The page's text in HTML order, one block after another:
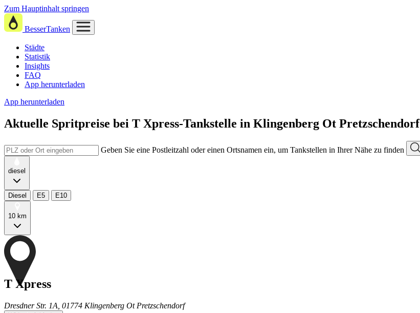
Zum Hauptinhalt springen
BesserTanken
Städte
Statistik
Insights
FAQ
App herunterladen
App herunterladen
Aktuelle Spritpreise bei T Xpress-Tankstelle in Klingenberg Ot Pretzschendorf
Geben Sie eine Postleitzahl oder einen Ortsnamen ein, um Tankstellen in Ihrer Nähe zu finden
diesel
Diesel E5 E10
10 km
T Xpress
Dresdner Str. 1A, 01774 Klingenberg Ot Pretzschendorf